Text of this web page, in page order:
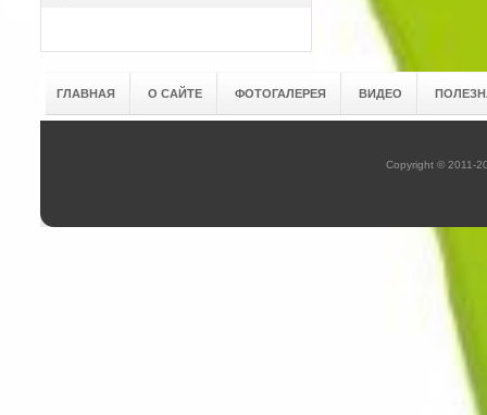
ГЛАВНАЯ О САЙТЕ ФОТОГАЛЕРЕЯ ВИДЕО
Copyright © 2011-